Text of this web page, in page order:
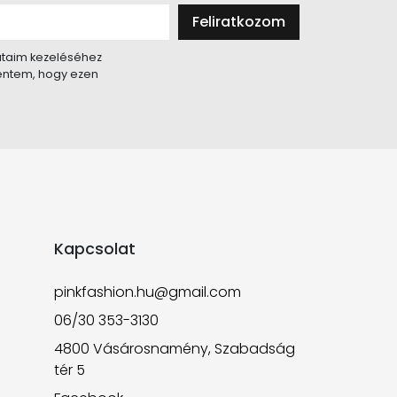
Feliratkozom
kezeléséhez
hogy ezen
Kapcsolat
pinkfashion.hu@gmail.com
06/30 353-3130
4800 Vásárosnamény, Szabadság
tér 5